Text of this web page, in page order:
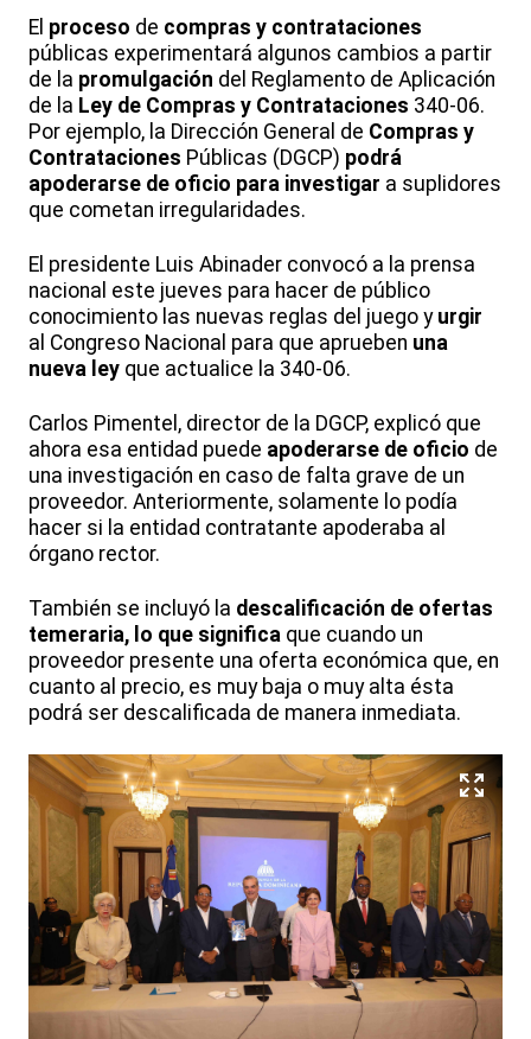
El proceso de compras y contrataciones
públicas experimentará algunos cambios a partir
de la promulgación del Reglamento de Aplicación
de la Ley de Compras y Contrataciones 340-06.
Por ejemplo, la Dirección General de Compras y
Contrataciones Públicas (DGCP) podrá
apoderarse de oficio para investigar a suplidores
que cometan irregularidades.
El presidente Luis Abinader convocó a la prensa
nacional este jueves para hacer de público
conocimiento las nuevas reglas del juego yurgir
al Congreso Nacional para que aprueben una
nueva ley que actualice la 340-06.
Carlos Pimentel, director de la DGCP, explicó que
ahora esa entidad puede apoderarse de oficio de
una investigación en caso de falta grave de un
proveedor. Anteriormente, solamente lo podía
hacer si la entidad contratante apoderaba al
órgano rector.
También se incluyó la descalificación de ofertas
temeraria, lo que significa que cuando un
proveedor presente una oferta económica que, en
cuanto al precio, es muy baja o muy alta ésta
podrá ser descalificada de manera inmediata.